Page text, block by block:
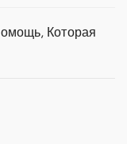
Которая